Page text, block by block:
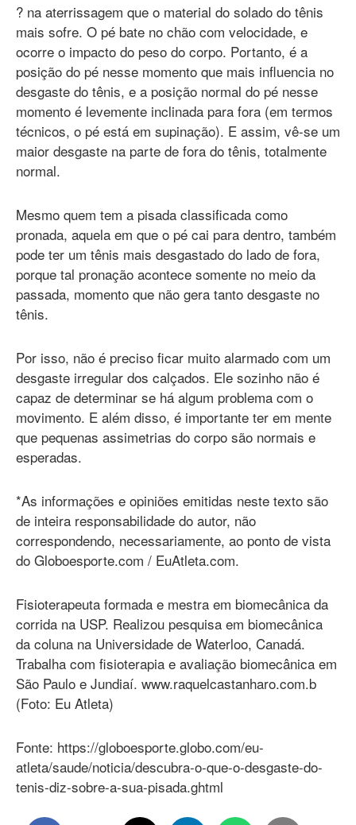
? na aterrissagem que o material do solado do tênis
mais sofre. O pé bate no chão com velocidade, e
ocorre o impacto do peso do corpo. Portanto, é a
posição do pé nesse momento que mais influencia no
desgaste do tênis, e a posição normal do pé nesse
momento é levemente inclinada para fora (em termos
técnicos, o pé está em supinação). E assim, vê-se um
maior desgaste na parte de fora do tênis, totalmente
normal.
Mesmo quem tem a pisada classificada como
pronada, aquela em que o pé cai para dentro, também
pode ter um tênis mais desgastado do lado de fora,
porque tal pronação acontece somente no meio da
passada, momento que não gera tanto desgaste no
tênis.
Por isso, não é preciso ficar muito alarmado com um
desgaste irregular dos calçados. Ele sozinho não é
capaz de determinar se há algum problema com o
movimento. E além disso, é importante ter em mente
que pequenas assimetrias do corpo são normais e
esperadas.
*As informações e opiniões emitidas neste texto são
de inteira responsabilidade do autor, não
correspondendo, necessariamente, ao ponto de vista
do Globoesporte.com / EuAtleta.com.
Fisioterapeuta formada e mestra em biomecânica da
corrida na USP. Realizou pesquisa em biomecânica
da coluna na Universidade de Waterloo, Canadá.
Trabalha com fisioterapia e avaliação biomecânica em
São Paulo e Jundiaí. www.raquelcastanharo.com.b
(Foto: Eu Atleta)
Fonte: https://globoesporte.globo.com/eu-
atleta/saude/noticia/descubra-o-que-o-desgaste-do-
tenis-diz-sobre-a-sua-pisada.ghtml